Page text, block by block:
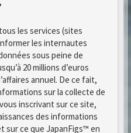
les services (sites
les internautes
sous peine de
20 millions d’euros
annuel. De ce fait,
sur la collecte de
inscrivant sur ce site,
des informations
sur ce que JapanFigs™ en